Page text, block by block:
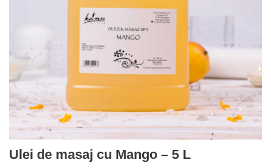
Ulei de masaj cu Mango – 5 L